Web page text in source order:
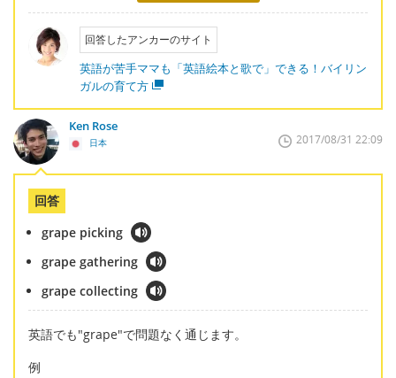
回答したアンカーのサイト
英語が苦手ママも「英語絵本と歌で」できる！バイリン
ガルの育て方
Ken Rose
日本 2017/08/31 22:09
回答
grape picking
grape gathering
grape collecting
英語でも"grape"で問題なく通じます。
例